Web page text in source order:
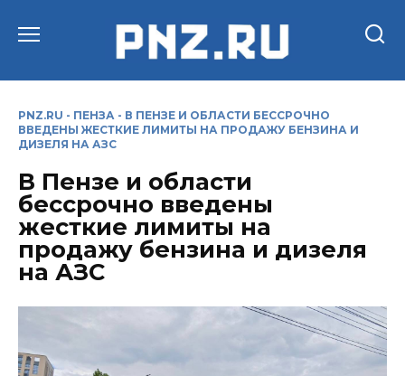
PNZ.RU - ПЕНЗА - В ПЕНЗЕ И ОБЛАСТИ БЕССРОЧНО
ВВЕДЕНЫ ЖЕСТКИЕ ЛИМИТЫ НА ПРОДАЖУ БЕНЗИНА И
ДИЗЕЛЯ НА АЗС
В Пензе и области
бессрочно введены
жесткие лимиты на
продажу бензина и дизеля
на АЗС